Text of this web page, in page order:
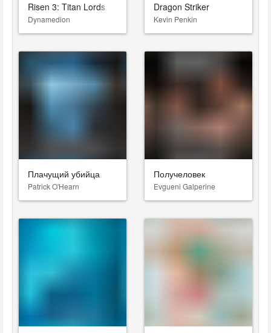
Risen 3: Titan Lords
Dynamedion
Dragon Striker
Kevin Penkin
Плачущий убийца
Patrick O'Hearn
Получеловек
Evgueni Galperine